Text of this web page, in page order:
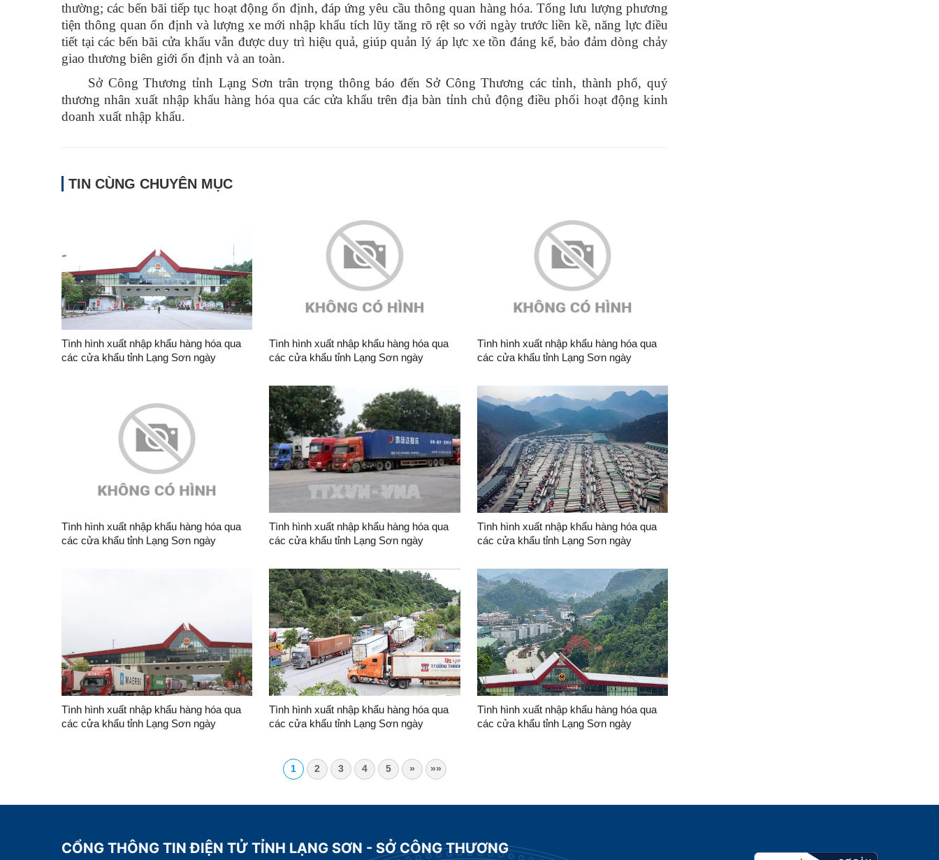
thường; các bến bãi tiếp tục hoạt động ổn định, đáp ứng yêu cầu thông quan hàng hóa. Tổng lưu lượng phương
tiện thông quan ổn định và lượng xe mới nhập khẩu tích lũy tăng rõ rệt so với ngày trước liền kề, năng lực điều
tiết tại các bến bãi cửa khẩu vẫn được duy trì hiệu quả, giúp quản lý áp lực xe tồn đáng kể, bảo đảm dòng chảy
giao thương biên giới ổn định và an toàn.
Sở Công Thương tỉnh Lạng Sơn trân trọng thông báo đến Sở Công Thương các tỉnh, thành phố, quý
thương nhân xuất nhập khẩu hàng hóa qua các cửa khẩu trên địa bàn tỉnh chủ động điều phối hoạt động kinh
doanh xuất nhập khẩu.
TIN CÙNG CHUYÊN MỤC
Tình hình xuất nhập khẩu hàng hóa qua
các cửa khẩu tỉnh Lạng Sơn ngày
Tình hình xuất nhập khẩu hàng hóa qua
các cửa khẩu tỉnh Lạng Sơn ngày
Tình hình xuất nhập khẩu hàng hóa qua
các cửa khẩu tỉnh Lạng Sơn ngày
Tình hình xuất nhập khẩu hàng hóa qua
các cửa khẩu tỉnh Lạng Sơn ngày
Tình hình xuất nhập khẩu hàng hóa qua
các cửa khẩu tỉnh Lạng Sơn ngày
Tình hình xuất nhập khẩu hàng hóa qua
các cửa khẩu tỉnh Lạng Sơn ngày
Tình hình xuất nhập khẩu hàng hóa qua
các cửa khẩu tỉnh Lạng Sơn ngày
Tình hình xuất nhập khẩu hàng hóa qua
các cửa khẩu tỉnh Lạng Sơn ngày
Tình hình xuất nhập khẩu hàng hóa qua
các cửa khẩu tỉnh Lạng Sơn ngày
1 2 3 4 5 » »»
CỔNG THÔNG TIN ĐIỆN TỬ TỈNH LẠNG SƠN - SỞ CÔNG THƯƠNG